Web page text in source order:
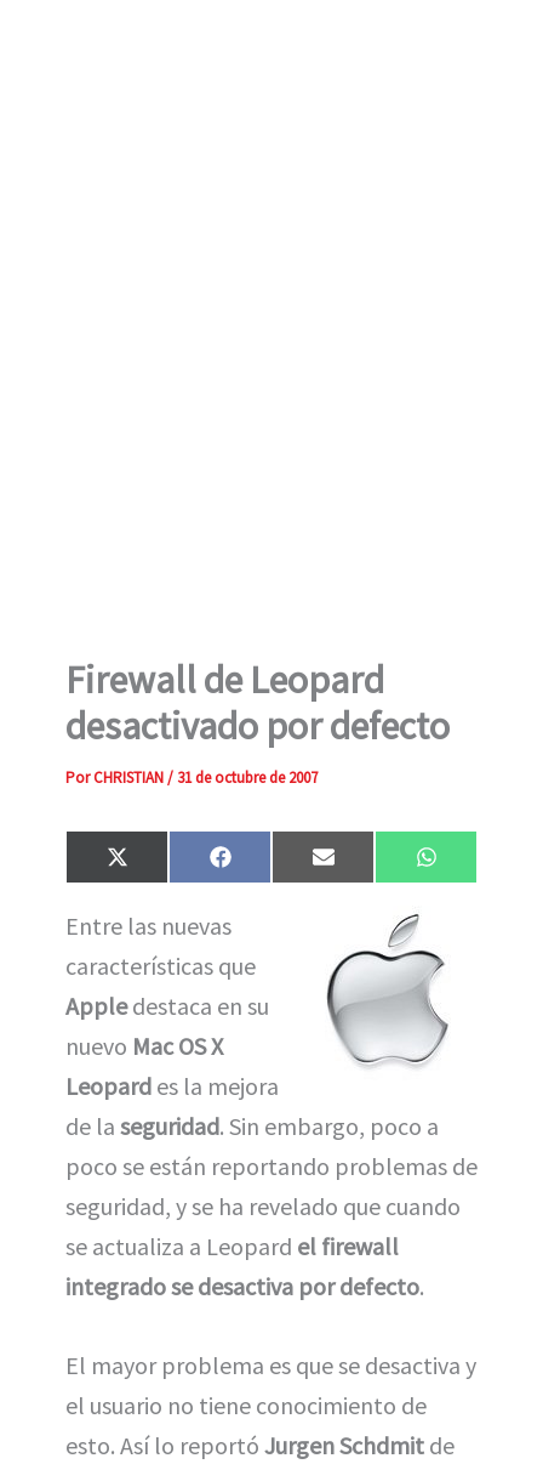
Firewall de Leopard
desactivado por defecto
PorCHRISTIAN/ 31 de octubre de 2007
Compartir
en
X
(
w
t
t
e
r
Compartir
en
F
a
e
o
o
k
Compartir
en
E
m
Compartir
en
W
h
A
p
Entre las nuevas
características que
Appledestaca en su
nuevo Mac OS X
Leopard es la mejora
de la seguridad. Sin embargo, poco a
poco se están reportando problemas de
seguridad, y se ha revelado que cuando
se actualiza a Leopard el firewall
integrado se desactiva por defecto.
El mayor problema es que se desactiva y
el usuario no tiene conocimiento de
esto. Así lo reportó Jurgen Schdmit de